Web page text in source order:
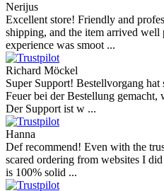
Nerijus
Excellent store! Friendly and
shipping, and the item arrived
experience was smoot ...
Richard Möckel
Super Support! Bestellvorgang
Feuer bei der Bestellung
Der Support ist w ...
Hanna
Def recommend! Even with the
scared ordering from websites I
is 100% solid ...